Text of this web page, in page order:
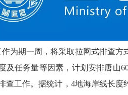
为期一周，将采取拉网式排查
及任务量等因素，计划安排唐山
查工作。据统计， 4地海岸线长度